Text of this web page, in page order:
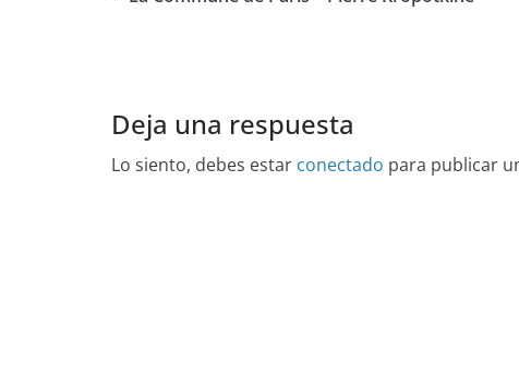
Deja una respuesta
Lo siento, debes estar conectado para publicar